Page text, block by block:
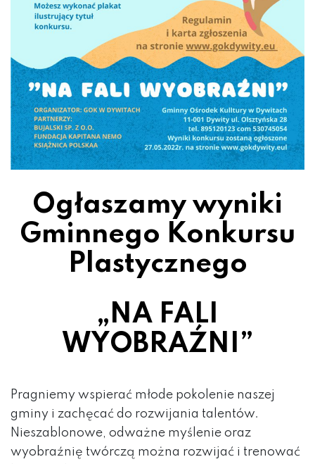
Ogłaszamy wyniki
Gminnego Konkursu
Plastycznego
„NA FALI
WYOBRAŹNI”
Pragniemy wspierać młode pokolenie naszej
gminy i zachęcać do rozwijania talentów.
Nieszablonowe, odważne myślenie oraz
wyobraźnię twórczą można rozwijać i trenować